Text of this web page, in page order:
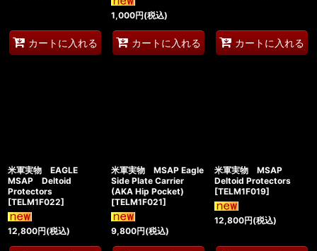
カートに入れる
1,000円(税込)
カートに入れる カートに入れる
米軍実物 EAGLE
MSAP Deltoid
Protectors
[TELM1F022]
12,800円(税込)
米軍実物 MSAP Eagle
Side Plate Carrier
(AKA Hip Pocket)
[TELM1F021]
9,800円(税込)
米軍実物 MSAP
Deltoid Protectors
[TELM1F019]
12,800円(税込)